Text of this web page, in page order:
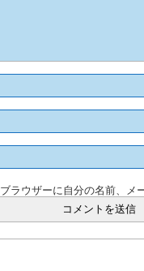
ラウザーに自分の名前、メ